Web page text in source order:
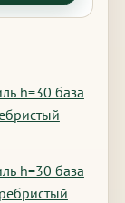
h=30 база
h=30 база